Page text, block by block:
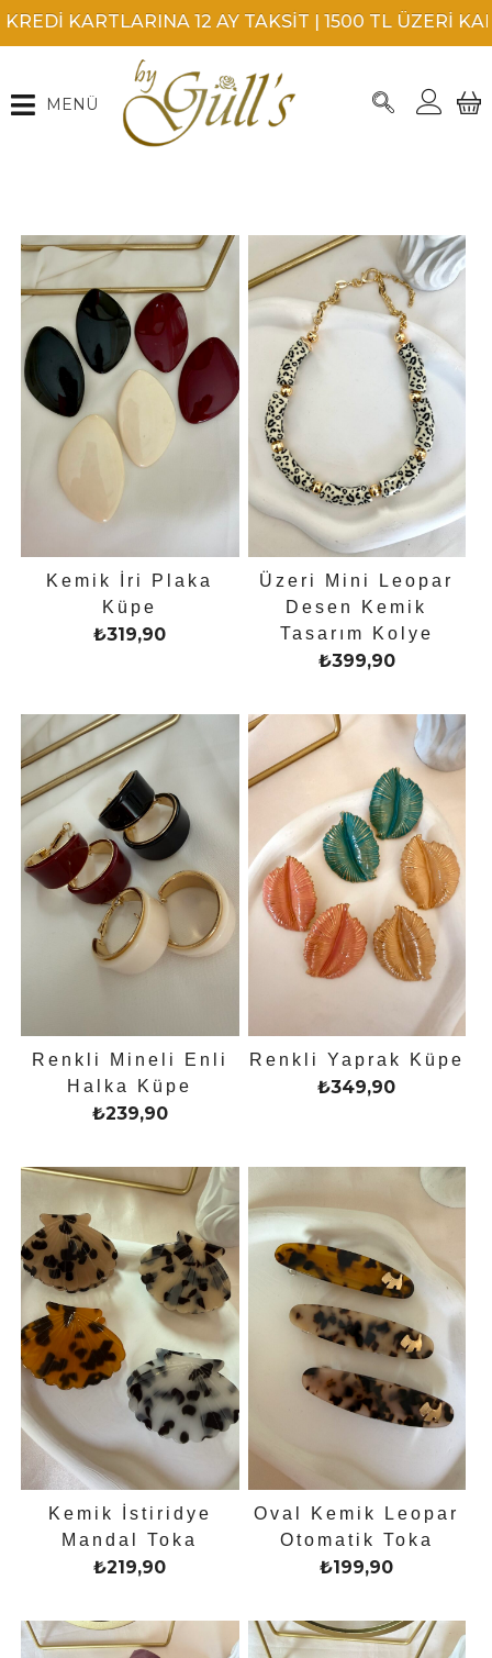
12 AY TAKSİT | 1500 TL ÜZERİ KARGO BEDAVA |
MENÜ
Kemik İri Plaka
Küpe
₺319,90
Üzeri Mini Leopar
Desen Kemik
Tasarım Kolye
₺399,90
Renkli Mineli Enli
Halka Küpe
₺239,90
Renkli Yaprak Küpe
₺349,90
Kemik İstiridye
Mandal Toka
₺219,90
Oval Kemik Leopar
Otomatik Toka
₺199,90